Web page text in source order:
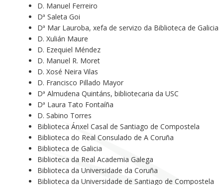
D. Manuel Ferreiro
Dª Saleta Goi
Dª Mar Lauroba, xefa de servizo da Biblioteca de Galicia
D. Xulián Maure
D. Ezequiel Méndez
D. Manuel R. Moret
D. Xosé Neira Vilas
D. Francisco Pillado Mayor
Dª Almudena Quintáns, bibliotecaria da USC
Dª Laura Tato Fontaíña
D. Sabino Torres
Biblioteca Ánxel Casal de Santiago de Compostela
Biblioteca do Real Consulado de A Coruña
Biblioteca de Galicia
Biblioteca da Real Academia Galega
Biblioteca da Universidade da Coruña
Biblioteca da Universidade de Santiago de Compostela